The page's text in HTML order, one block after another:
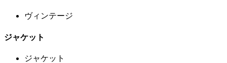
ヴィンテージ
ジャケット
ジャケット